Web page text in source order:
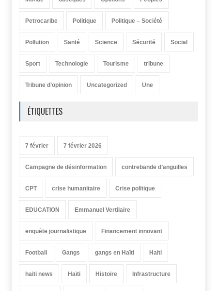
Petrocaribe Politique Politique – Société
Pollution Santé Science Sécurité Social
Sport Technologie Tourisme tribune
Tribune d’opinion Uncategorized Une
ÉTIQUETTES
7 février 7 février 2026
Campagne de désinformation contrebande d’anguilles
CPT crise humanitaire Crise politique
EDUCATION Emmanuel Vertilaire
enquête journalistique Financement innovant
Football Gangs gangs en Haïti Haiti
haiti news Haïti Histoire Infrastructure